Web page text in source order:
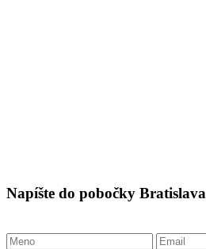
Napíšte do pobočky Bratislava